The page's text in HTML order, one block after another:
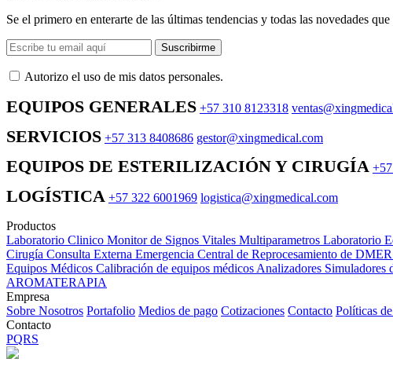
Se el primero en enterarte de las últimas tendencias y todas las novedades
Suscribirme
Autorizo ​​el uso de mis datos personales.
EQUIPOS GENERALES +57 310 8123318
SERVICIOS +57 313 8408686 gestor@xingmedical.com
EQUIPOS DE ESTERILIZACIÓN Y CIRUGÍA
LOGÍSTICA +57 322 6001969 logistica@xingmedical.com
Productos
Laboratorio Clinico Monitor de Signos Vitales Multiparametros Laboratorio
Cirugía Consulta Externa Emergencia Central de Reprocesamiento de
Equipos Médicos Calibración de equipos médicos Analizadores Simuladores
AROMATERAPIA
Empresa
Sobre Nosotros Portafolio Medios de pago Cotizaciones Contacto Políticas
Contacto
PQRS